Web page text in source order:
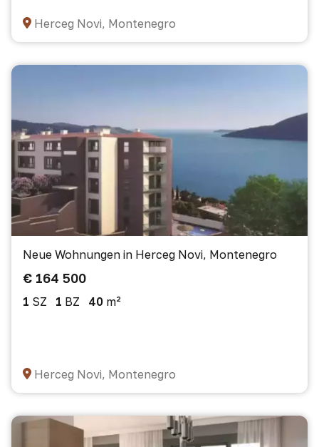
Herceg Novi, Montenegro
Neue Wohnungen in Herceg Novi, Montenegro
€ 164 500
1 SZ 1 BZ 40 m²
Herceg Novi, Montenegro